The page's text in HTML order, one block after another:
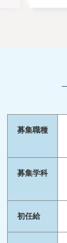
募集職種
募集学科
初任給